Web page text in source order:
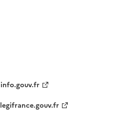
info.gouv.fr
legifrance.gouv.fr